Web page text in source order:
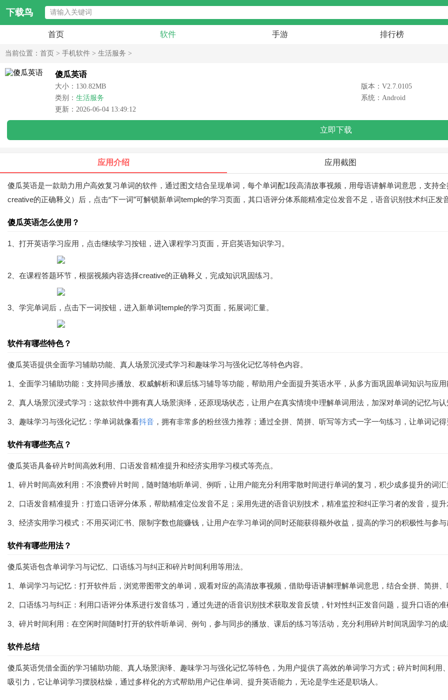
下载鸟
首页 软件 手游 排行榜
当前位置： 首页 > 手机软件 > 生活服务 >
傻瓜英语
大小：130.82MB
版本：V2.7.0105
类别： 生活服务
系统：Android
更新：2026-06-04 13:49:12
立即下载
应用介绍 应用截图
傻瓜英语是一款助力用户高效复习单词的软件，通过图文结合呈现单词，每个单词配1段高清故事视频，用母语讲解单词意思，支持
creative的正确释义）后，点击“下一词”可解锁新单词temple的学习页面，其口语评分体系能精准定位发音不足，语音识别技术纠正发
傻瓜英语怎么使用？
1、打开英语学习应用，点击继续学习按钮，进入课程学习页面，开启英语知识学习。
2、在课程答题环节，根据视频内容选择creative的正确释义，完成知识巩固练习。
3、学完单词后，点击下一词按钮，进入新单词temple的学习页面，拓展词汇量。
软件有哪些特色？
傻瓜英语提供全面学习辅助功能、真人场景沉浸式学习和趣味学习与强化记忆等特色内容。
1、全面学习辅助功能：支持同步播放、权威解析和课后练习辅导等功能，帮助用户全面提升英语水平，从多方面巩固单词知识与应用
2、真人场景沉浸式学习：这款软件中拥有真人场景演绎，还原现场状态，让用户在真实情境中理解单词用法，加深对单词的记忆与认
3、趣味学习与强化记忆：学单词就像看抖音 ，拥有非常多的粉丝强力推荐；通过全拼、简拼、听写等方式一字一句练习，让单词记得
软件有哪些亮点？
傻瓜英语具备碎片时间高效利用、口语发音精准提升和经济实用学习模式等亮点。
1、碎片时间高效利用：不浪费碎片时间，随时随地听单词、例听，让用户能充分利用零散时间进行单词的复习，积少成多提升的词汇
2、口语发音精准提升：打造口语评分体系，帮助精准定位发音不足；采用先进的语音识别技术，精准监控和纠正学习者的发音，提升
3、经济实用学习模式：不用买词汇书、限制字数也能赚钱，让用户在学习单词的同时还能获得额外收益，提高的学习的积极性与参与
软件有哪些用法？
傻瓜英语包含单词学习与记忆、口语练习与纠正和碎片时间利用等用法。
1、单词学习与记忆：打开软件后，浏览带图带文的单词，观看对应的高清故事视频，借助母语讲解理解单词意思，结合全拼、简拼、
2、口语练习与纠正：利用口语评分体系进行发音练习，通过先进的语音识别技术获取发音反馈，针对性纠正发音问题，提升口语的准
3、碎片时间利用：在空闲时间随时打开的软件听单词、例句，参与同步的播放、课后的练习等活动，充分利用碎片时间巩固学习的成
软件总结
傻瓜英语凭借全面的学习辅助功能、真人场景演绎、趣味学习与强化记忆等特色，为用户提供了高效的单词学习方式；碎片时间利
吸引力，它让单词学习摆脱枯燥，通过多样化的方式帮助用户记住单词、提升英语能力，无论是学生还是职场人。